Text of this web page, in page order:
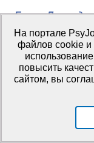
Елена
сотрудник,
профессор
Российская
0001-9646-4181,
Метрики
На портале
файлов cookie и
повысить
сайтом, вы